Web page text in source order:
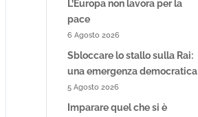
L’Europa non lavora per la
pace
6 Agosto 2026
Sbloccare lo stallo sulla Rai:
una emergenza democratica
5 Agosto 2026
Imparare quel che si è